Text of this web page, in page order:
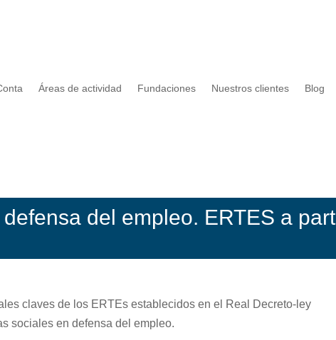
Áreas de actividad Fundaciones Nuestros clientes Blog
del empleo. ERTES a
claves de los ERTEs establecidos en el Real Decreto-ley
sociales en defensa del empleo.